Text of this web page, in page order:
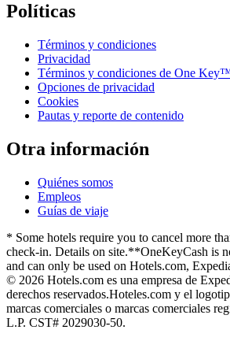
Políticas
Términos y condiciones
Privacidad
Términos y condiciones de One
Opciones de privacidad
Cookies
Pautas y reporte de contenido
Otra información
Quiénes somos
Empleos
Guías de viaje
* Some hotels require you to cancel more
check-in. Details on site.**OneKeyCash is
and can only be used on Hotels.com,
© 2026 Hotels.com es una empresa de
derechos reservados.Hoteles.com y el
marcas comerciales o marcas comerciales
L.P. CST# 2029030-50.